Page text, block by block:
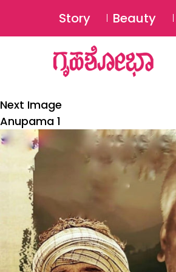
Story Beauty
Next Image
Anupama 1